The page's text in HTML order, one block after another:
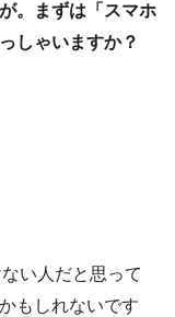
。まずは「スマホ
しゃいますか？
い人だと思って
もしれないです